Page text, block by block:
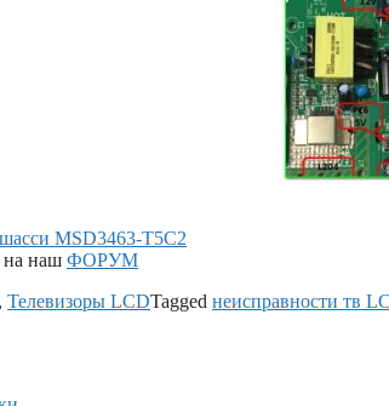
MSD3463-T5C2
на наш ФОРУМ
, Телевизоры LCDTagged неисправности тв